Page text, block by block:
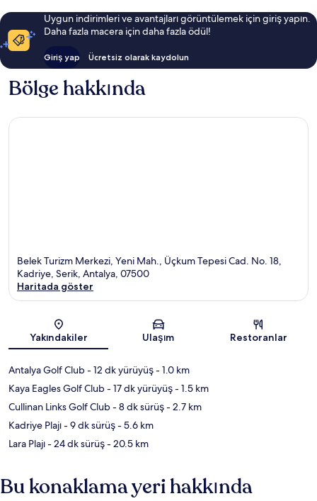
Uygun indirimleri ve avantajları görüntülemek için giriş yapın.
Daha fazla macera için daha fazla ödül!
Giriş yap Ücretsiz olarak kaydolun
Bölge hakkında
Belek Turizm Merkezi, Yeni Mah., Üçkum Tepesi Cad. No. 18,
Kadriye, Serik, Antalya, 07500
Haritada göster
Yakındakiler Ulaşım Restoranlar
Antalya Golf Club- 12 dk yürüyüş- 1.0 km
Kaya Eagles Golf Club- 17 dk yürüyüş- 1.5 km
Cullinan Links Golf Club- 8 dk sürüş- 2.7 km
Kadriye Plajı- 9 dk sürüş- 5.6 km
Lara Plajı- 24 dk sürüş- 20.5 km
Bu konaklama yeri hakkında